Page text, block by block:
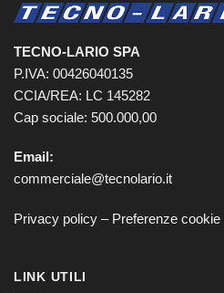
TECNO-LARIO SPA
P.IVA: 00426040135
CCIA/REA: LC 145282
Cap sociale: 500.000,00
Email:
commerciale@tecnolario.it
Privacy policy – Preferenze cookie
LINK UTILI